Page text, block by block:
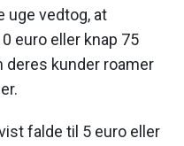
uge vedtog, at
euro eller knap 75
deres kunder roamer
falde til 5 euro eller